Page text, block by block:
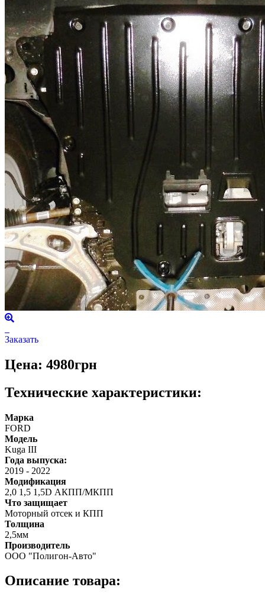
Заказать
Цена: 4980грн
Технические характеристики:
Марка
FORD
Модель
Kuga III
Года выпуска:
2019 - 2022
Модификация
2,0 1,5 1,5D АКПП/МКПП
Что защищает
Моторный отсек и КПП
Толщина
2,5мм
Производитель
ООО "Полигон-Авто"
Описание товара: